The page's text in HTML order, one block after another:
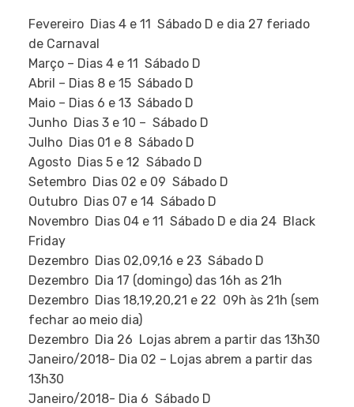
Fevereiro  Dias 4 e 11  Sábado D e dia 27 feriado
de Carnaval
Março – Dias 4 e 11  Sábado D
Abril – Dias 8 e 15  Sábado D
Maio – Dias 6 e 13  Sábado D
Junho  Dias 3 e 10 –  Sábado D
Julho  Dias 01 e 8  Sábado D
Agosto  Dias 5 e 12  Sábado D
Setembro  Dias 02 e 09  Sábado D
Outubro  Dias 07 e 14  Sábado D
Novembro  Dias 04 e 11  Sábado D e dia 24  Black
Friday
Dezembro  Dias 02,09,16 e 23  Sábado D
Dezembro  Dia 17 (domingo) das 16h as 21h
Dezembro  Dias 18,19,20,21 e 22  09h às 21h (sem
fechar ao meio dia)
Dezembro  Dia 26  Lojas abrem a partir das 13h30
Janeiro/2018- Dia 02 – Lojas abrem a partir das
13h30
Janeiro/2018- Dia 6  Sábado D